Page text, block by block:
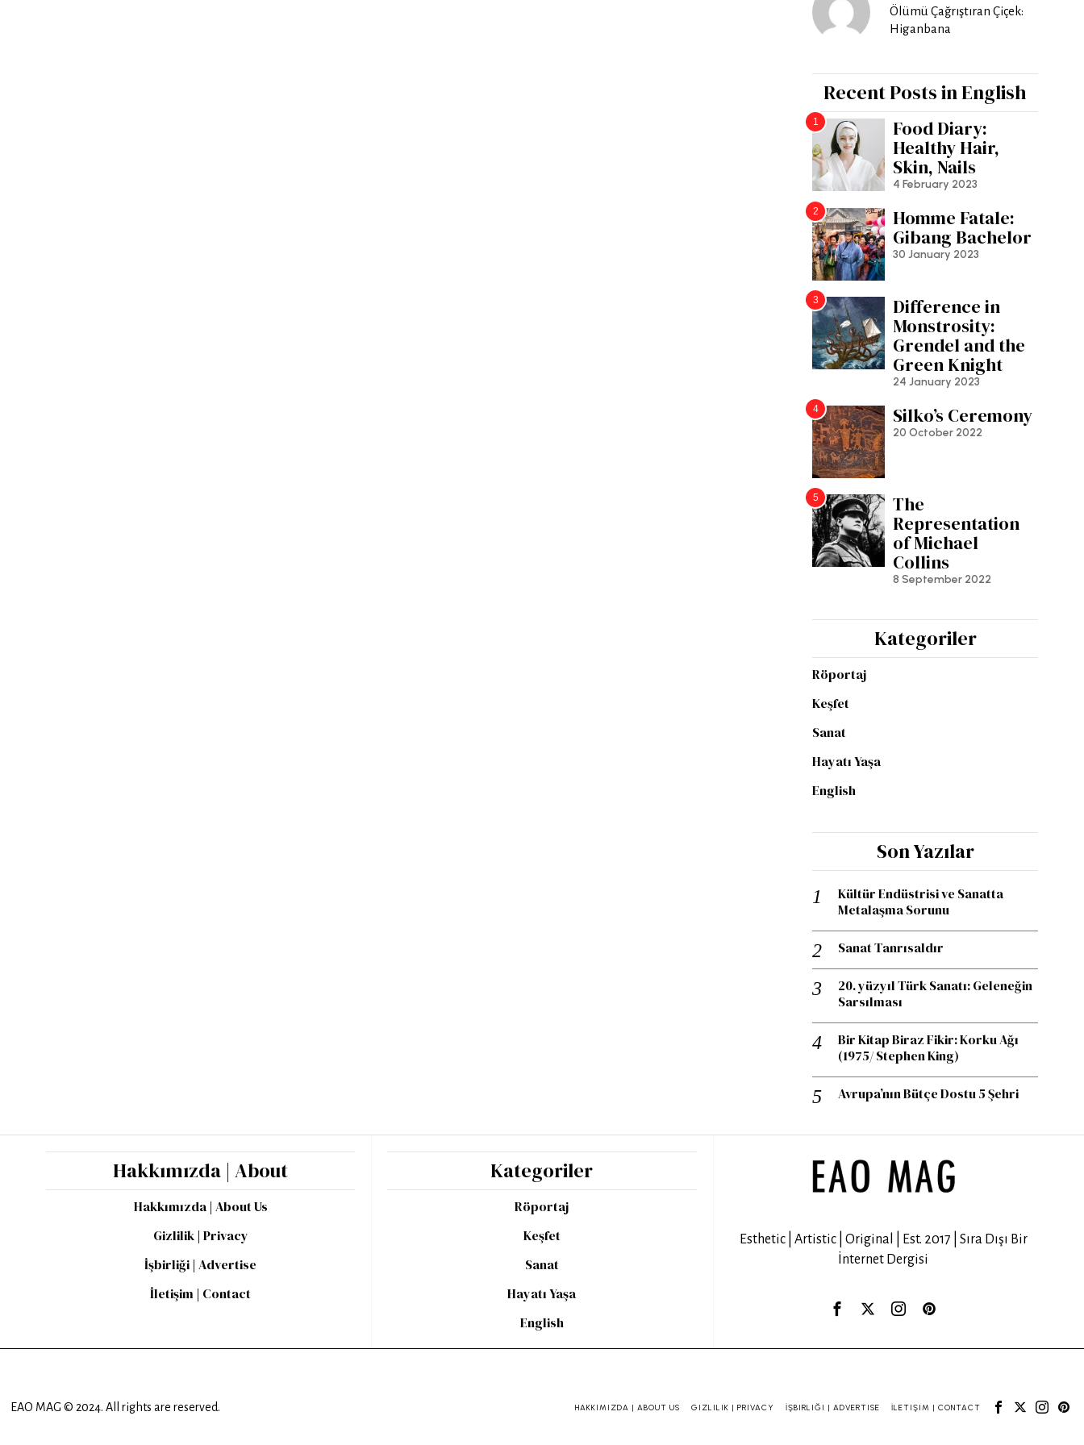
Ölümü Çağrıştıran Çiçek:
Higanbana
Recent Posts in English
1
Food Diary:
Healthy Hair,
Skin, Nails
4 February 2023
2
Homme Fatale:
Gibang Bachelor
30 January 2023
3
Difference in
Monstrosity:
Grendel and the
Green Knight
24 January 2023
4 Silko’s Ceremony
20 October 2022
5
The
Representation
of Michael
Collins
8 September 2022
Kategoriler
Röportaj
Keşfet
Sanat
Hayatı Yaşa
English
Son Yazılar
Kültür Endüstrisi ve Sanatta
Metalaşma Sorunu
Sanat Tanrısaldır
20. yüzyıl Türk Sanatı: Geleneğin
Sarsılması
Bir Kitap Biraz Fikir: Korku Ağı
(1975/ Stephen King)
Avrupa’nın Bütçe Dostu 5 Şehri
Hakkımızda | About
Hakkımızda | About Us
Gizlilik | Privacy
İşbirliği | Advertise
İletişim | Contact
Kategoriler
Röportaj
Keşfet
Sanat
Hayatı Yaşa
English
Esthetic | Artistic | Original | Est. 2017 | Sıra Dışı Bir
İnternet Dergisi
EAO MAG © 2024. All rights are reserved. HAKKIMIZDA | ABOUT US GIZLILIK | PRIVACY İŞBIRLIĞI | ADVERTISE İLETIŞIM | CONTACT